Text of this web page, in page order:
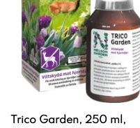
Trico Garden, 250 ml,